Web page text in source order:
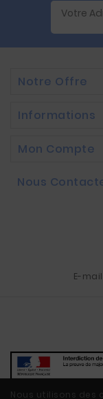
Nous utilisons des
Notre Offre
Informations
Mon Compte
Nous
E-